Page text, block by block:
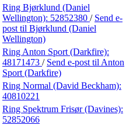
Ring Bjørklund (Daniel
Wellington): 52852380 / Send e-
post til Bjørklund (Daniel
Wellington)
Ring Anton Sport (Darkfire):
48171473 / Send e-post til Anton
Sport (Darkfire)
Ring Normal (David Beckham):
40810221
Ring Spektrum Frisør (Davines):
52852066